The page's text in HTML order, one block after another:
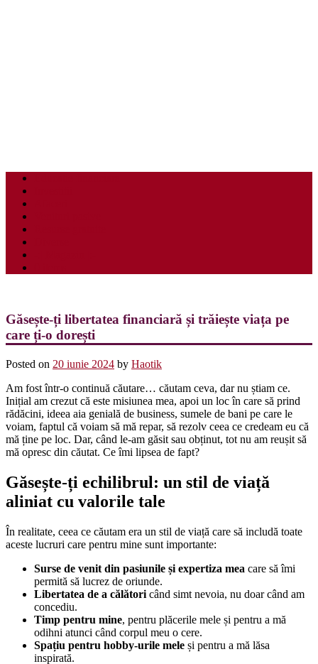
Găsește-ți libertatea financiară și trăiește viața pe
care ți-o dorești
Posted on 20 iunie 2024 by Haotik
Am fost într-o continuă căutare… căutam ceva, dar nu știam ce.
Inițial am crezut că este misiunea mea, apoi un loc în care să prind
rădăcini, ideea aia genială de business, sumele de bani pe care le
voiam, faptul că voiam să mă repar, să rezolv ceea ce credeam eu că
mă ține pe loc. Dar, când le-am găsit sau obținut, tot nu am reușit să
mă opresc din căutat. Ce îmi lipsea de fapt?
Găsește-ți echilibrul: un stil de viață
aliniat cu valorile tale
În realitate, ceea ce căutam era un stil de viață care să includă toate
aceste lucruri care pentru mine sunt importante:
Surse de venit din pasiunile și expertiza mea care să îmi
permită să lucrez de oriunde.
Libertatea de a călători când simt nevoia, nu doar când am
concediu.
Timp pentru mine, pentru plăcerile mele și pentru a mă
odihni atunci când corpul meu o cere.
Spațiu pentru hobby-urile mele și pentru a mă lăsa
inspirată.